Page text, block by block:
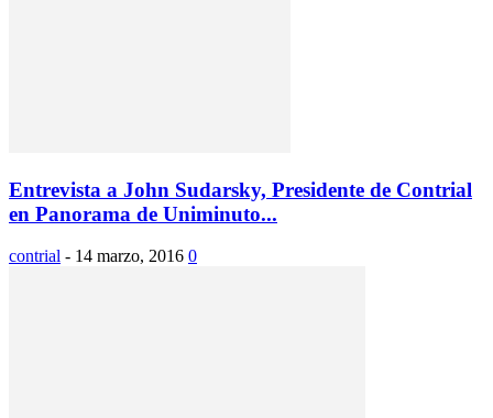
Entrevista a John Sudarsky, Presidente de Contrial
en Panorama de Uniminuto...
contrial - 14 marzo, 2016 0